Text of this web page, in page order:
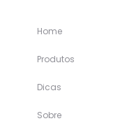
Home
Produtos
Dicas
Sobre